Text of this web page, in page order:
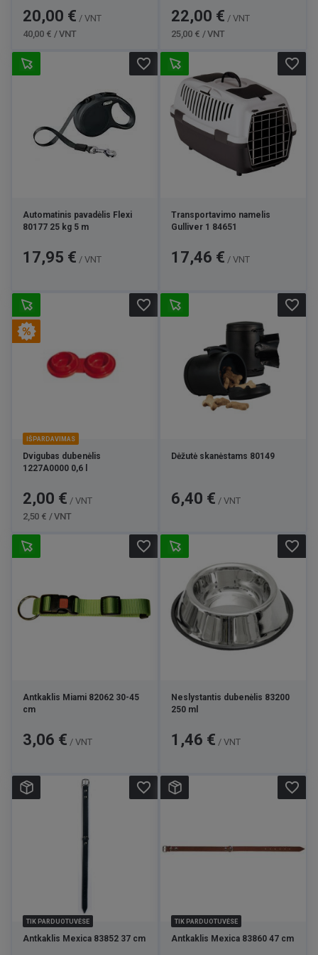
Kaina
20,00 € / VNT
40,00 € / VNT
Kaina
22,00 € / VNT
25,00 € / VNT
Automatinis pavadėlis Flexi
80177 25 kg 5 m
Kaina
17,95 € / VNT
favorite_border
Transportavimo namelis
Gulliver 1 84651
Kaina
17,46 € / VNT
favorite_border
IŠPARDAVIMAS
Dvigubas dubenėlis
1227A0000 0,6 l
Kaina
2,00 € / VNT
2,50 € / VNT
favorite_border
Dėžutė skanėstams 80149
Kaina
6,40 € / VNT
favorite_border
Antkaklis Miami 82062 30-45
cm
Kaina
3,06 € / VNT
favorite_border
Neslystantis dubenėlis 83200
250 ml
Kaina
1,46 € / VNT
favorite_border
TIK PARDUOTUVĖSE
Antkaklis Mexica 83852 37 cm
favorite_border
TIK PARDUOTUVĖSE
Antkaklis Mexica 83860 47 cm
favorite_border